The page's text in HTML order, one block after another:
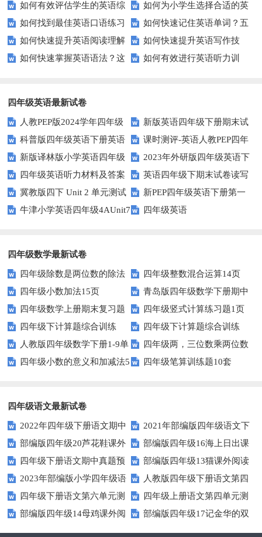
级学生的英语句子结构？
能力？这些技巧助你一臂之力！
如何有效评估学生的英语综
合能力？这些测评方法要知道！
如何为小学生选择合适的英
语听力测试工具？
如何找到最佳英语口语练习
方法？这些建议让你事半功倍！
如何快速记住英语单词？五
种实用记忆法帮你解决难题
如何快速提升英语阅读理解
能力？这些技巧你必须知道！
如何快速提升英语写作技
能？这5个技巧你必须知道！
如何快速掌握英语语法？这
如何有效进行英语听力训
四年级英语最新试卷
人教PEP版2024学年四年级
英语下册期末测试卷
新版英语四年级下册期末试
卷
科普版四年级英语下册英语
Lesson1测试题及答案
课时测评-英语人教PEP四年
级上册 unit3 What would you
like-PartB练习及答案 (3)
新版译林版小学英语四年级
下册试卷Unit1-Unit2单元测试题
2023年外研版四年级英语下
册期中检测试题
四年级英语听力材料及答案
英语四年级下期末试卷读写
部分答案
冀教版四下 Unit 2 单元测试
新PEP四年级英语下册第一
单元测试题
牛津小学英语四年级4AUnit7
四年级英语
四年级数学最新试卷
四年级除数是两位数的除法
11页
四年级整数混合运算14页
四年级小数加法15页
青岛版四年级数学下册期中
测试题及答案
四年级数学上册期末复习题
及详细答案(5套)
四年级竖式计算练习题1页
（无答案）
四年级下计算题综合训练
（师版）
四年级下计算题综合训练
（学生版）
人教版四年级数学下册1-9单
元试题(含期中及3套期末)
四年级两，三位数乘两位数
22页
四年级小数的意义和加减法5
四年级笔算训练题10套
四年级语文最新试卷
2022年四年级下册语文期中
素养评价卷（含答案）
2021年部编版四年级语文下
册句子专项练习题及答案
部编版四年级20芦花鞋课外
阅读练习题及答案
部编版四年级16海上日出课
外阅读练习题及答案
四年级下册语文期中真题预
测卷（6)（人教部编版，含答
案）
部编版四年级13猫课外阅读
练习题及答案
2023年部编版小学四年级语
文下学期第五单元测试卷
人教版四年级下册语文第四
单元测试卷及答案
四年级下册语文第六单元测
试题及答案
四年级上册语文第四单元测
试卷.1
部编版四年级14母鸡课外阅
读练习题及答案
部编版四年级17记金华的双
龙洞课外阅读练习题及答案